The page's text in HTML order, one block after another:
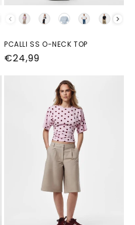
kleur
PCALLI SS O-NECK TOP
Normale
€24,99